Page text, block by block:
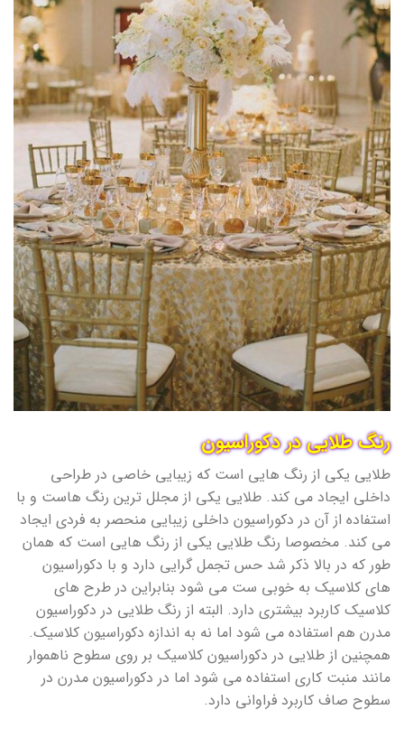
رنگ طلایی در دکوراسیون
طلایی یکی از رنگ هایی است که زیبایی خاصی در طراحی
داخلی ایجاد می کند. طلایی یکی از مجلل ترین رنگ هاست و با
استفاده از آن در دکوراسیون داخلی زیبایی منحصر به فردی ایجاد
می کند. مخصوصا رنگ طلایی یکی از رنگ هایی است که همان
طور که در بالا ذکر شد حس تجمل گرایی دارد و با دکوراسیون
های کلاسیک به خوبی ست می شود بنابراین در طرح های
کلاسیک کاربرد بیشتری دارد. البته از رنگ طلایی در دکوراسیون
مدرن هم استفاده می شود اما نه به اندازه دکوراسیون کلاسیک.
همچنین از طلایی در دکوراسیون کلاسیک بر روی سطوح ناهموار
مانند منبت کاری استفاده می شود اما در دکوراسیون مدرن در
سطوح صاف کاربرد فراوانی دارد.